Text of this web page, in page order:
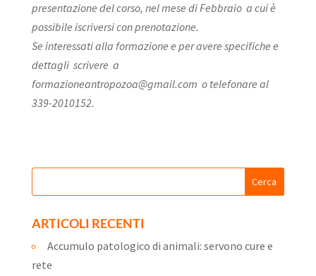
presentazione del corso, nel mese di Febbraio a cui è
possibile iscriversi con prenotazione.
Se interessati alla formazione e per avere specifiche e
dettagli scrivere a
formazioneantropozoa@gmail.com o telefonare al
339-2010152.
ARTICOLI RECENTI
Accumulo patologico di animali: servono cure e
rete